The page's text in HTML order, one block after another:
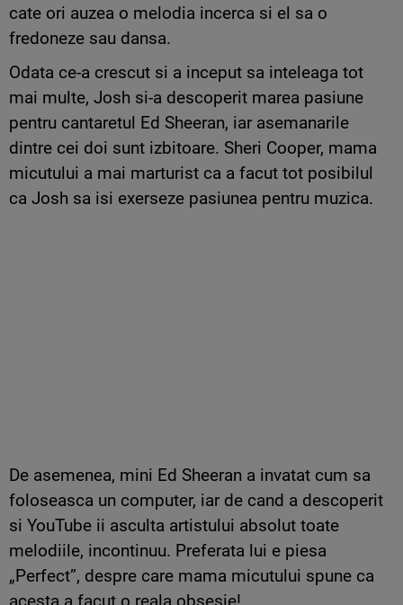
cate ori auzea o melodia incerca si el sa o
fredoneze sau dansa.
Odata ce-a crescut si a inceput sa inteleaga tot
mai multe, Josh si-a descoperit marea pasiune
pentru cantaretul Ed Sheeran, iar asemanarile
dintre cei doi sunt izbitoare. Sheri Cooper, mama
micutului a mai marturist ca a facut tot posibilul
ca Josh sa isi exerseze pasiunea pentru muzica.
De asemenea, mini Ed Sheeran a invatat cum sa
foloseasca un computer, iar de cand a descoperit
si YouTube ii asculta artistului absolut toate
melodiile, incontinuu. Preferata lui e piesa
„Perfect”, despre care mama micutului spune ca